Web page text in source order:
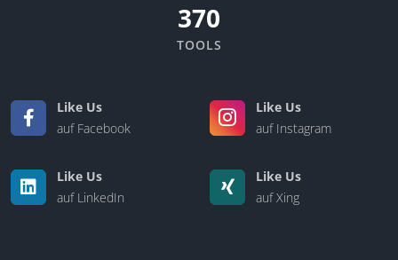
370
TOOLS
Like Us
auf Facebook
Like Us
auf Instagram
Like Us
auf LinkedIn
Like Us
auf Xing